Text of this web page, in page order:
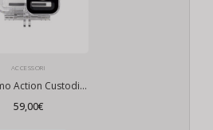
ACCESSORI
DJI Osmo Action Custodia Impermeabile 60m
59,00€